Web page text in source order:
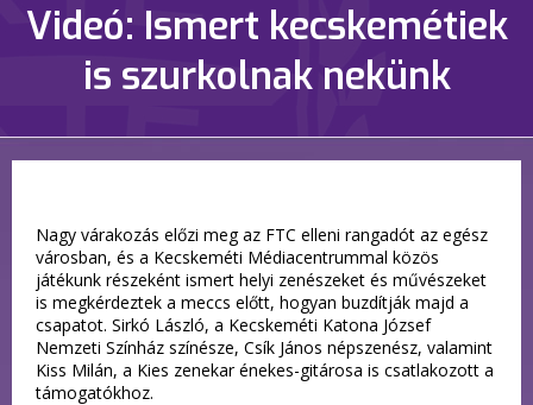
Videó: Ismert kecskemétiek
is szurkolnak nekünk
Nagy várakozás előzi meg az FTC elleni rangadót az egész
városban, és a Kecskeméti Médiacentrummal közös
játékunk részeként ismert helyi zenészeket és művészeket
is megkérdeztek a meccs előtt, hogyan buzdítják majd a
csapatot. Sirkó László, a Kecskeméti Katona József
Nemzeti Színház színésze, Csík János népszenész, valamint
Kiss Milán, a Kies zenekar énekes-gitárosa is csatlakozott a
támogatókhoz.